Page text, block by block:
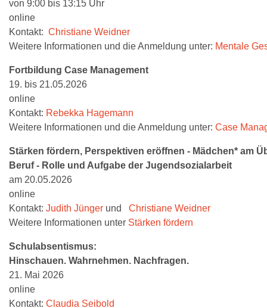
von 9:00 bis 13:15 Uhr
online
Kontakt: Christiane Weidner
Weitere Informationen und die Anmeldung unter: Mentale
Fortbildung Case Management
19. bis 21.05.2026
online
Kontakt: Rebekka Hagemann
Weitere Informationen und die Anmeldung unter: Case
Stärken fördern, Perspektiven eröffnen - Mädchen* am
Beruf - Rolle und Aufgabe der Jugendsozialarbeit
am 20.05.2026
online
Kontakt: Judith Jünger und Christiane Weidner
Weitere Informationen unter Stärken fördern
Schulabsentismus:
Hinschauen. Wahrnehmen. Nachfragen.
21. Mai 2026
online
Kontakt: Claudia Seibold